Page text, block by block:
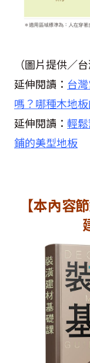
（圖片提供／台
延伸閱讀： 台
嗎？哪種木地
延伸閱讀： 輕
鋪的美型地板
【本內容